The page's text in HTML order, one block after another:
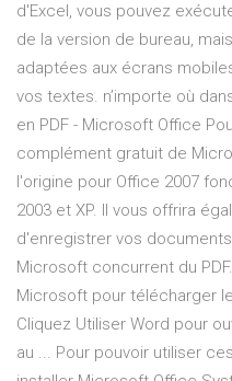
d'Excel, vous pouvez
de la version de bureau,
adaptées aux écrans
vos textes. n’importe où
en PDF - Microsoft Office
complément gratuit de
l'origine pour Office 2007
2003 et XP. Il vous offrira
d'enregistrer vos
Microsoft concurrent du
Microsoft pour télécharger
Cliquez Utiliser Word pour
au ... Pour pouvoir utiliser